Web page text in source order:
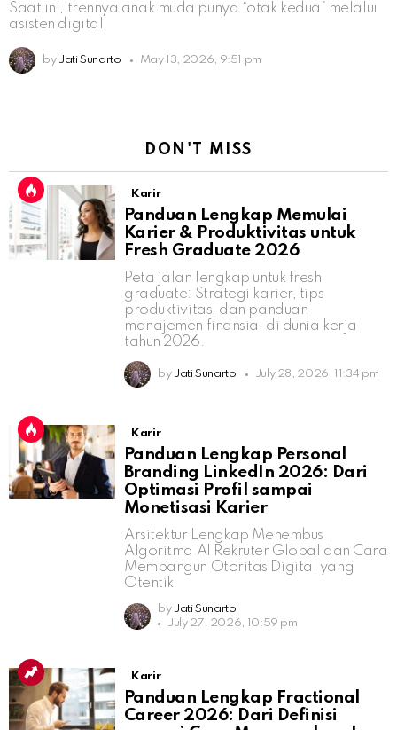
Saat ini, trennya anak muda punya “otak kedua” melalui
asisten digital
by Jati Sunarto May 13, 2026, 9:51 pm
DON'T MISS
Karir
Panduan Lengkap Memulai
Karier & Produktivitas untuk
Fresh Graduate 2026
Peta jalan lengkap untuk fresh
graduate: Strategi karier, tips
produktivitas, dan panduan
manajemen finansial di dunia kerja
tahun 2026.
by Jati Sunarto July 28, 2026, 11:34 pm
Karir
Panduan Lengkap Personal
Branding LinkedIn 2026: Dari
Optimasi Profil sampai
Monetisasi Karier
Arsitektur Lengkap Menembus
Algoritma AI Rekruter Global dan Cara
Membangun Otoritas Digital yang
Otentik
by Jati Sunarto
July 27, 2026, 10:59 pm
Karir
Panduan Lengkap Fractional
Career 2026: Dari Definisi